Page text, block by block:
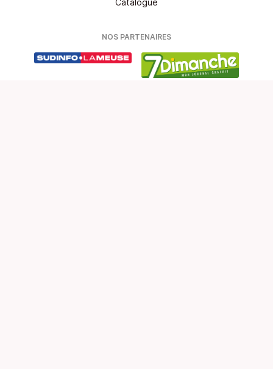
Catalogue
NOS PARTENAIRES